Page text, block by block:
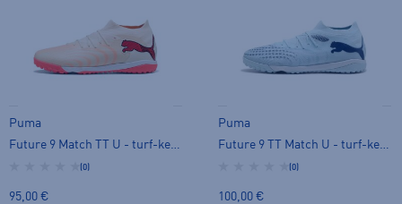
Puma
Future 9 Match TT U - turf-kengät
(0)
95,00 €
Puma
Future 9 TT Match U - turf-kengät
(0)
100,00 €